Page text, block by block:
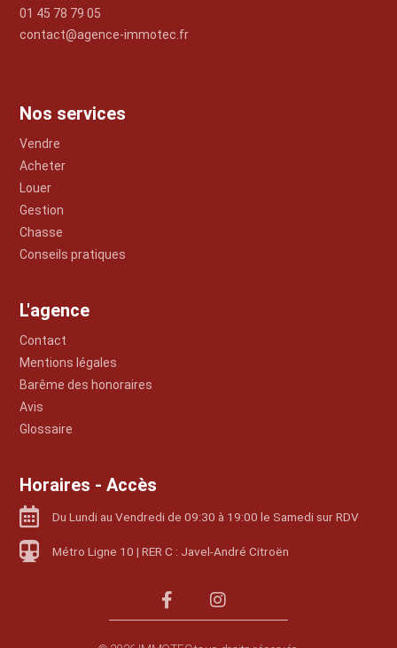
01 45 78 79 05
contact@agence-immotec.fr
Nos services
Vendre
Acheter
Louer
Gestion
Chasse
Conseils pratiques
L'agence
Contact
Mentions légales
Barême des honoraires
Avis
Glossaire
Horaires - Accès
Du Lundi au Vendredi de 09:30 à 19:00 le Samedi sur RDV
Métro Ligne 10 | RER C : Javel-André Citroën